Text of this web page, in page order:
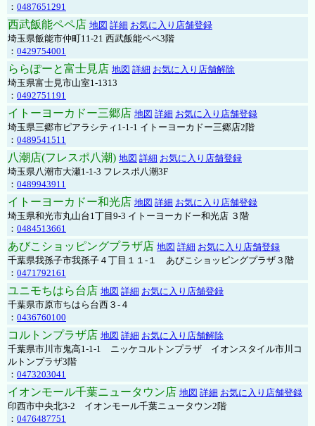
： 0487651291
西武飯能ペペ店 地図 詳細 お気に入り店舗登録
埼玉県飯能市仲町11-21 西武飯能ペペ3階
： 0429754001
ららぽーと富士見店 地図 詳細 お気に入り店舗解除
埼玉県富士見市山室1-1313
： 0492751191
イトーヨーカドー三郷店 地図 詳細 お気に入り店舗登録
埼玉県三郷市ピアラシティ1-1-1 イトーヨーカドー三郷店2階
： 0489541511
八潮店(フレスポ八潮) 地図 詳細 お気に入り店舗登録
埼玉県八潮市大瀬1-1-3 フレスポ八潮3F
： 0489943911
イトーヨーカドー和光店 地図 詳細 お気に入り店舗登録
埼玉県和光市丸山台1丁目9-3 イトーヨーカドー和光店 ３階
： 0484513661
あびこショッピングプラザ店 地図 詳細 お気に入り店舗登録
千葉県我孫子市我孫子４丁目１１-１ あびこショッピングプラザ３階
： 0471792161
ユニモちはら台店 地図 詳細 お気に入り店舗登録
千葉県市原市ちはら台西３-４
： 0436760100
コルトンプラザ店 地図 詳細 お気に入り店舗解除
千葉県市川市鬼高1-1-1 ニッケコルトンプラザ イオンスタイル市川コ
ルトンプラザ3階
： 0473203041
イオンモール千葉ニュータウン店 地図 詳細 お気に入り店舗登録
印西市中央北3-2 イオンモール千葉ニュータウン2階
： 0476487751